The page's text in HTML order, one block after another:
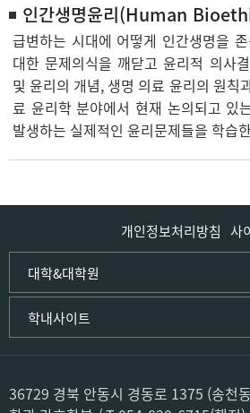
인간생명윤리(Human
급변하는 시대에 어떻게 인간생명을
대한 문제의식을 깨닫고 윤리적 의사
및 윤리의 개념, 생명 의료 윤리의 원칙
료 윤리학 분야에서 현재 논의되고 있
발생하는 실제적인 윤리문제들을 학습
개인정보처리방침 사
대학&대학원
인문사회·IT대학
인문·문화학부
국어국문학전공
중국어문·문화학전공
한자문화콘텐츠학전공
미디어문화커뮤니케이션학전공
학내사이트
국립경국대학교
(재)국립경국대학교발전기금
공용S/W관리시스템
공자학원
36729 경북 안동시 경동로 1375 (송천